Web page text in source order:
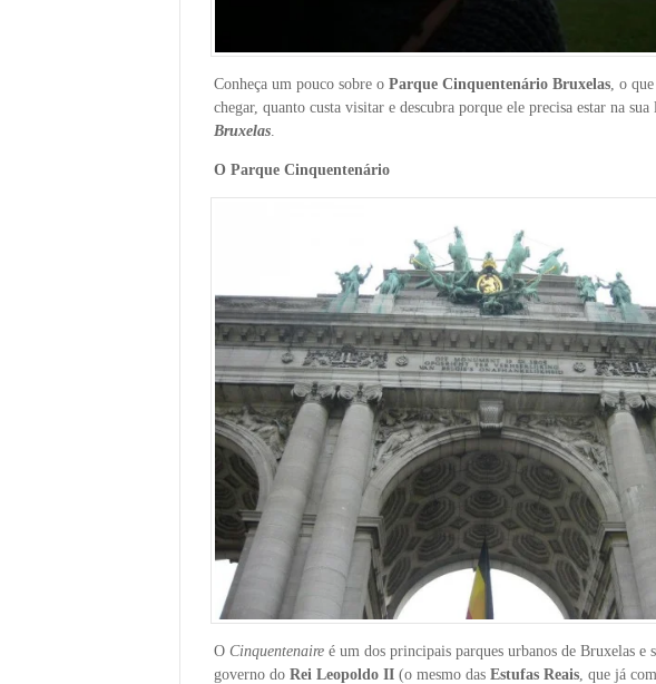
Conheça um pouco sobre o Parque Cinquentenário Bruxelas , o
chegar, quanto custa visitar e descubra porque ele precisa estar na sua
Bruxelas
O Parque Cinquentenário
O Cinquentenaire é um dos principais parques urbanos de Bruxelas
governo do Rei Leopoldo II (o mesmo das Estufas Reais , que já